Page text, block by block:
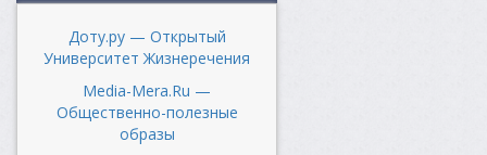
Доту.ру — Открытый
Университет Жизнеречения
Media-Mera.Ru —
Общественно-полезные
образы